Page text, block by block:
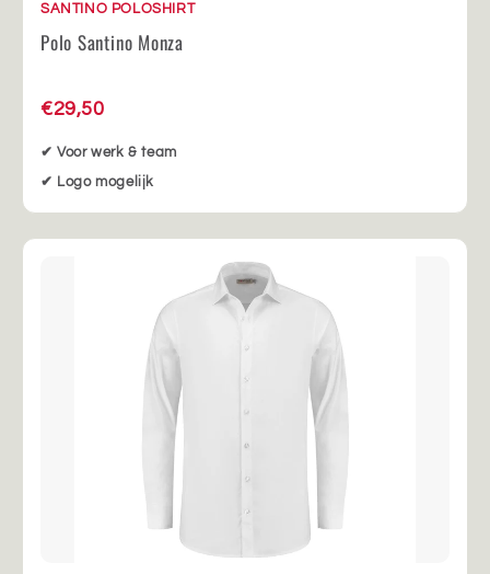
SANTINO POLOSHIRT
Polo Santino Monza
€29,50
✔ Voor werk & team
✔ Logo mogelijk